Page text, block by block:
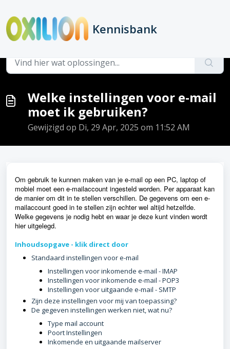
Kennisbank
Hoofdpagina ...
Welke instellingen voor e-mail
moet ik gebruiken?
Gewijzigd op Di, 29 Apr, 2025 om 11:52 AM
Om gebruik te kunnen maken van je e-mail op een PC, laptop of
mobiel moet een e-mailaccount ingesteld worden. Per apparaat kan
de manier om dit in te stellen verschillen. De gegevens om een e-
mailaccount goed in te stellen zijn echter wel altijd hetzelfde.
Welke gegevens je nodig hebt en waar je deze kunt vinden wordt
hier uitgelegd.
Inhoudsopgave - klik direct door
Standaard instellingen voor e-mail
Instellingen voor inkomende e-mail - IMAP
Instellingen voor inkomende e-mail - POP3
Instellingen voor uitgaande e-mail - SMTP
Zijn deze instellingen voor mij van toepassing?
De gegeven instellingen werken niet, wat nu?
Type mail account
Poort Instellingen
Inkomende en uitgaande mailserver